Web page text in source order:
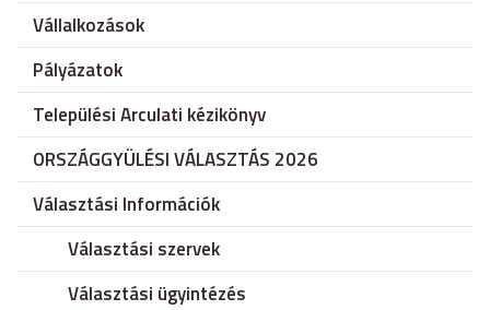
Vállalkozások
Pályázatok
Települési Arculati kézikönyv
ORSZÁGGYÜLÉSI VÁLASZTÁS 2026
Választási Információk
Választási szervek
Választási ügyintézés